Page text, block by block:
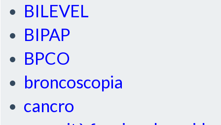
BILEVEL
BIPAP
BPCO
broncoscopia
cancro